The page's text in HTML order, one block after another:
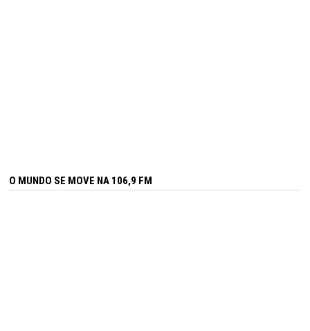
O MUNDO SE MOVE NA 106,9 FM